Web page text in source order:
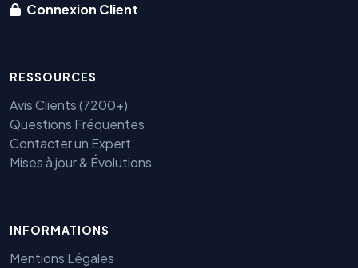
Connexion Client
RESSOURCES
Avis Clients (7200+)
Questions Fréquentes
Contacter un Expert
Mises à jour & Évolutions
INFORMATIONS
Mentions Légales